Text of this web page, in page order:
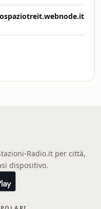
Radio.it per città,
dispositivo.